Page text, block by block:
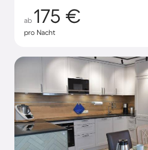
ab 175 €
pro Nacht